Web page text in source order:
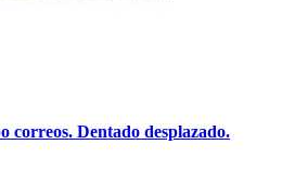
correos. Dentado desplazado.